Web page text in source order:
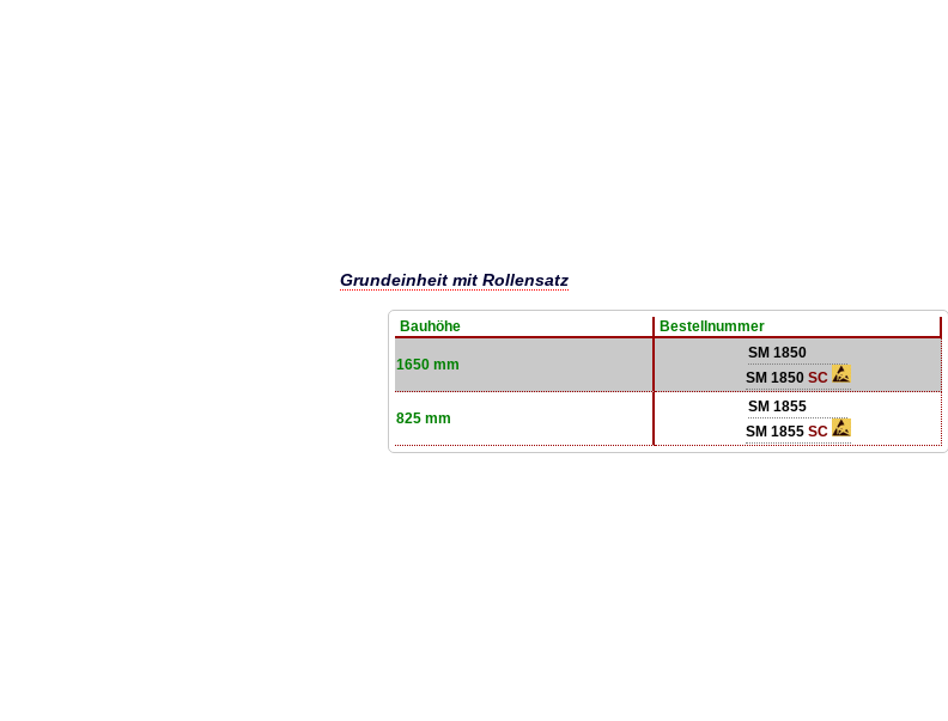
Grundeinheit mit Rollensatz
Bauhöhe Bestellnummer
1650 mm
SM 1850
SM 1850 SC
825 mm
SM 1855
SM 1855 SC